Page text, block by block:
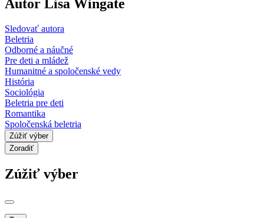
Autor Lisa Wingate
Sledovať autora
Beletria
Odborné a náučné
Pre deti a mládež
Humanitné a spoločenské vedy
História
Sociológia
Beletria pre deti
Romantika
Spoločenská beletria
Zúžiť výber
Zoradiť
Zúžiť výber